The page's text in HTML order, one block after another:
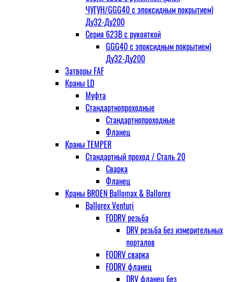
ЧУГУН/GGG40 с эпоксидным покрытием)
Ду32-Ду200
Серия 623В с рукояткой
GGG40 с эпоксидным покрытием)
Ду32-Ду200
Затворы FAF
Краны LD
Муфта
Стандартнопроходные
Стандартнопроходные
Фланец
Краны TEMPER
Стандартный проход / Cталь 20
Сварка
Фланец
Краны BROEN Ballomax & Ballorex
Ballorex Venturi
FODRV резьба
DRV резьба без измерительных
порталов
FODRV сварка
FODRV фланец
DRV фланец без